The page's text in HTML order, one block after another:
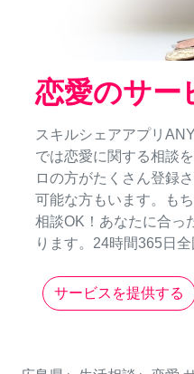
恋愛のサー
スキルシェアアプリ
では恋愛に関する相談
ロの方がたくさん登録
可能な方もいます。も
相談OK！あなたに合っ
ります。24時間365日
サービスを提供する